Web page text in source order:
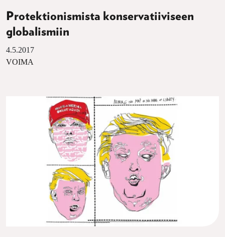
Protektionismista konservatiiviseen
globalismiin
4.5.2017
VOIMA